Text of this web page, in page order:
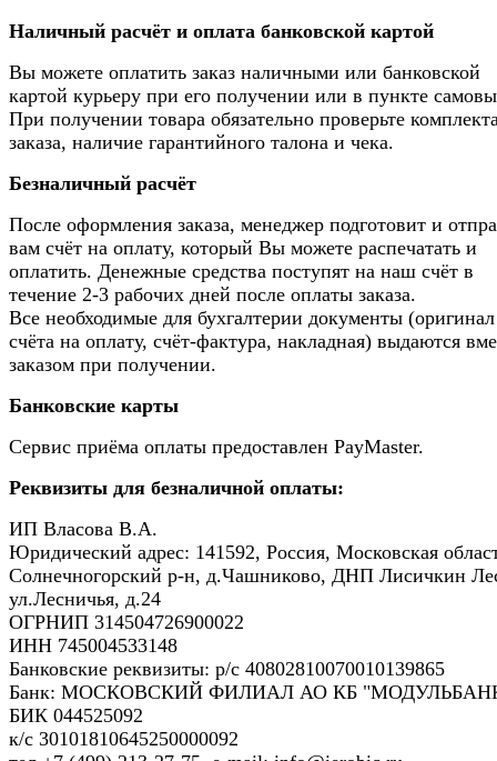
Наличный расчёт и оплата банковской картой
Вы можете оплатить заказ наличными или банковской
картой курьеру при его получении или в пункте
При получении товара обязательно проверьте
заказа, наличие гарантийного талона и чека.
Безналичный расчёт
После оформления заказа, менеджер подготовит и
вам счёт на оплату, который Вы можете распечатать и
оплатить. Денежные средства поступят на наш счёт в
течение 2-3 рабочих дней после оплаты заказа.
Все необходимые для бухгалтерии документы (оригинал
счёта на оплату, счёт-фактура, накладная) выдаются
заказом при получении.
Банковские карты
Сервис приёма оплаты предоставлен PayMaster.
Реквизиты для безналичной оплаты:
ИП Власова В.А.
Юридический адрес: 141592, Россия, Московская
Солнечногорский р-н, д.Чашниково, ДНП Лисичкин
ул.Лесничья, д.24
ОГРНИП 314504726900022
ИНН 745004533148
Банковские реквизиты: р/с 40802810070010139865
Банк: МОСКОВСКИЙ ФИЛИАЛ АО КБ
БИК 044525092
к/с 30101810645250000092